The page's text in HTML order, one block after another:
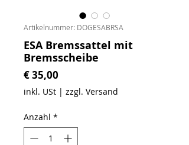
Artikelnummer: DOGESABRSA
ESA Bremssattel mit
Bremsscheibe
€ 35,00
inkl. USt | zzgl. Versand
Anzahl *